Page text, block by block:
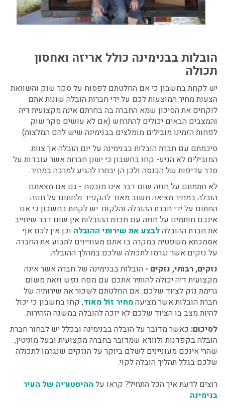
הובלות בבנימינה כולל אריזה ואחסון
תכולה
יש לקחת בחשבון כי אם החלטתם לפסוח על סקר שוק והשוואת
הצעות מחיר המוצעות לכם על ידי חברות הובלה שונות אתם
לוקחים את הסיכון שמא החברה בה בחרתם אינה מקצועית דיה
והמצבים הבאים יכולים להתרחש (אם לא עושים סקר שוק
לפחות הזמינו מובילים מומלצים בבנימינה שיש להם המלצות)
סיכמתם עם חברת הובלות בבנימינה על יום הובלה אך צוות
המובילים לא הגיע- קחו בחשבון כי ישנן חברות אשר עובדות על
סדר עדיפות של הכנסה ולכן הן יבחרו להגיע למרבה במחיר.
לא חתמתם על חוזה שום דבר אינו מובטח - גם אם מצאתם
הובלה במחיר מציאה חשוב מאוד להקפיד ולחתום על חוזה
החתום על ידי חברת ההובלה והלקוח. יש לקחת בחשבון כי אם
אינכם חותמים על חוזה עם חברת ההובלות אין שום דבר שיחייב
את חברת ההובלהלבצע את שירותי ההובלה וכן אין לכם אף
אסמכתא משפטית במקרה בו אתם מעוניינים לתבוע את החברה
על נזקים אשר נגרמו לתכולה שלכם במהלך ההובלה.
נזקים, רבותי, נזקים - הובלות בבנימינה של חברה אשר אינה
מקצועית דיה יכולה להותיר אתכם עם מפח נפש וזאת משום
גרימת נזק לציוד שלכם. אם החלטתם לשכור את שירותיה של
חברת הובלות אשר מציעהמחיר זול מאוד, קחו בחשבון כי יכול
להיות מצב בו הציוד שלכם לא יזכה להובלה במשנה הזהירות.
לסיכום: כאשר מדובר על הובלה בבנימינה ובכלל יש לבחור חברת
הובלה בקפדנות ולוודא שמדובר בחברה מקצועית ובעל מוניטין,
שהרי אינכם מעוניינים לשלם ביוקר על הנזקים שנגרמו לתכולה
שלכם בגלל תהליך הובלה לקוי.
רוצים לדעת איך הכל התחיל? קראו על ההיסטוריה של העיר
בנימינה